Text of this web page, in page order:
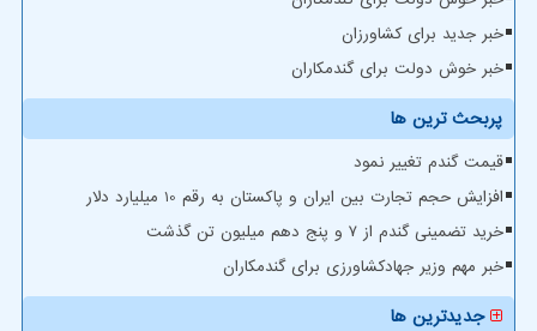
خبر جدید برای کشاورزان
خبر خوش دولت برای گندمکاران
پربحث ترین ها
قیمت گندم تغییر نمود
افزایش حجم تجارت بین ایران و پاکستان به رقم 10 میلیارد دلار
خرید تضمینی گندم از ۷ و پنج دهم میلیون تن گذشت
خبر مهم وزیر جهادکشاورزی برای گندمکاران
جدیدترین ها